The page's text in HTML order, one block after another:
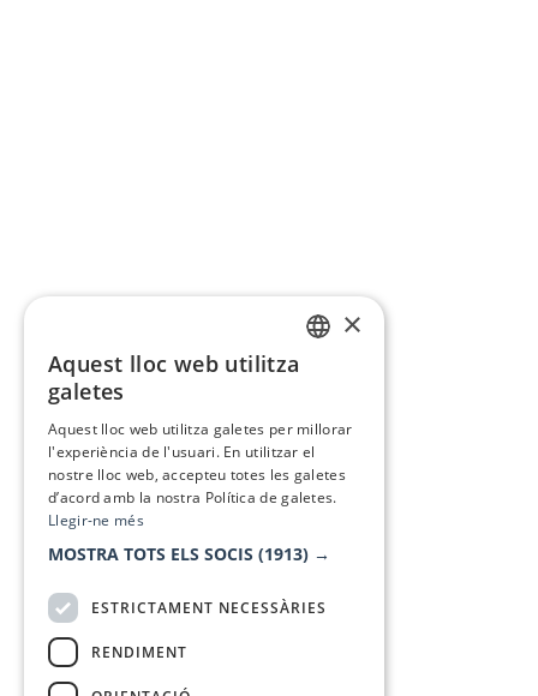
×
Aquest lloc web utilitza
galetes
Aquest lloc web utilitza galetes per millorar
l'experiència de l'usuari. En utilitzar el
nostre lloc web, accepteu totes les galetes
d’acord amb la nostra Política de galetes.
Llegir-ne més
MOSTRA TOTS ELS SOCIS (1913) →
ESTRICTAMENT NECESSÀRIES
RENDIMENT